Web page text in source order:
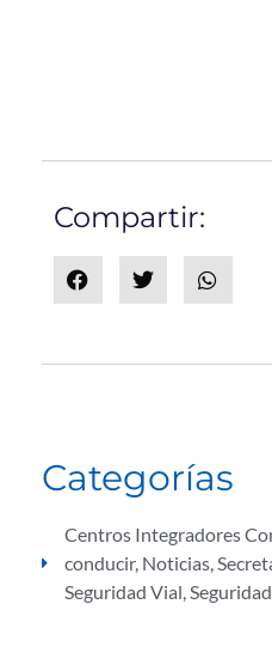
Compartir:
Categorías
Centros Integradores
conducir, Noticias,
Seguridad Vial,